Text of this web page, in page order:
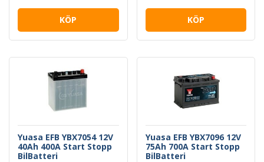
KÖP KÖP
Yuasa EFB YBX7054 12V
40Ah 400A Start Stopp
BilBatteri
Yuasa EFB YBX7096 12V
75Ah 700A Start Stopp
BilBatteri